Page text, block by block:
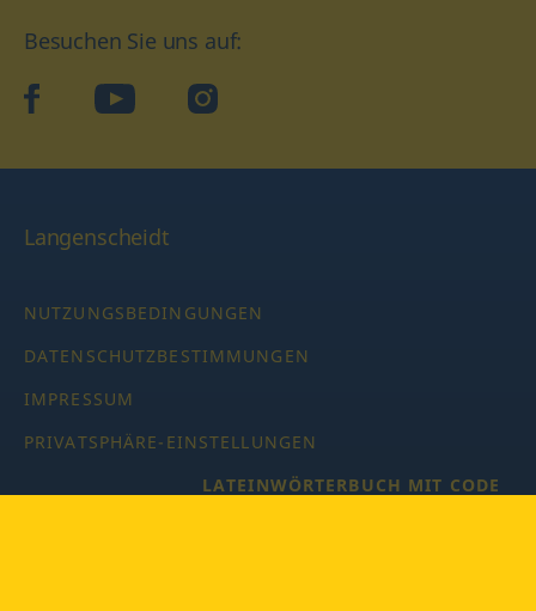
Besuchen Sie uns auf:
facebook YouTube Instagram
Langenscheidt
NUTZUNGSBEDINGUNGEN
DATENSCHUTZBESTIMMUNGEN
IMPRESSUM
PRIVATSPHÄRE-EINSTELLUNGEN
LATEINWÖRTERBUCH MIT CODE